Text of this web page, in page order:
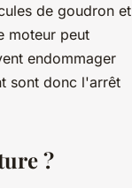
de goudron et
moteur peut
endommager
sont donc l'arrêt
?